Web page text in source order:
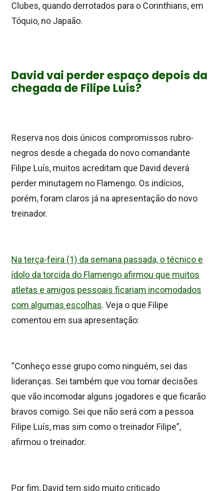
Clubes, quando derrotados para o Corinthians, em
Tóquio, no Japaão.
David vai perder espaço depois da
chegada de Filipe Luís?
Reserva nos dois únicos compromissos rubro-
negros desde a chegada do novo comandante
Filipe Luís, muitos acreditam que David deverá
perder minutagem no Flamengo. Os indícios,
porém, foram claros já na apresentação do novo
treinador.
Na terça-feira (1) da semana passada, o técnico e
ídolo da torcida do Flamengo afirmou que muitos
atletas e amigos pessoais ficariam incomodados
com algumas escolhas. Veja o que Filipe
comentou em sua apresentação:
“Conheço esse grupo como ninguém, sei das
lideranças. Sei também que vou tomar decisões
que vão incomodar alguns jogadores e que ficarão
bravos comigo. Sei que não será com a pessoa
Filipe Luís, mas sim como o treinador Filipe”,
afirmou o treinador.
Por fim, David tem sido muito criticado